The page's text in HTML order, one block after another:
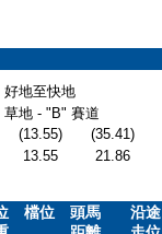
好地至快地
草地 - "B" 賽道
(13.55) (35.41)
13.55 21.86
檔位
頭馬
沿途